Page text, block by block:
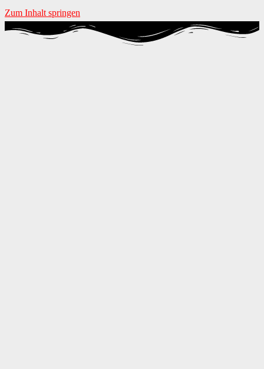
Zum Inhalt springen